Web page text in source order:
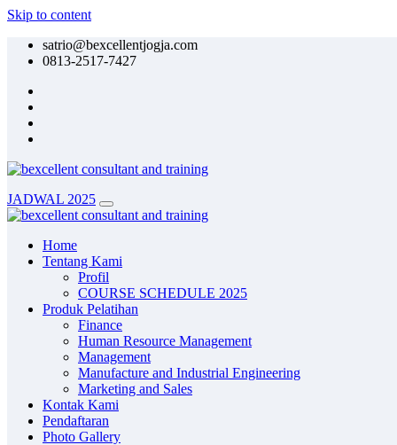
Skip to content
satrio@bexcellentjogja.com
0813-2517-7427
JADWAL 2025
Home
Tentang Kami
Profil
COURSE SCHEDULE 2025
Produk Pelatihan
Finance
Human Resource Management
Management
Manufacture and Industrial Engineering
Marketing and Sales
Kontak Kami
Pendaftaran
Photo Gallery